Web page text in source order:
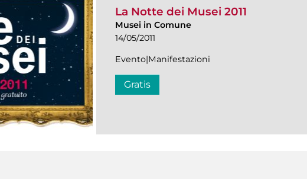
La Notte dei Musei 2011
Musei in Comune
14/05/2011
Evento|Manifestazioni
Gratis